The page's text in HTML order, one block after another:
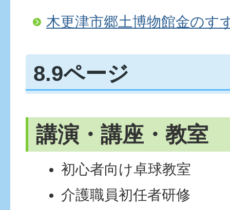
木更津市郷土博物館金のす
8.9ページ
講演・講座・教室
初心者向け卓球教室
介護職員初任者研修